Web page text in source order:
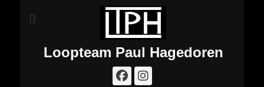
Loopteam Paul Hagedoren
Facebook
Instagram